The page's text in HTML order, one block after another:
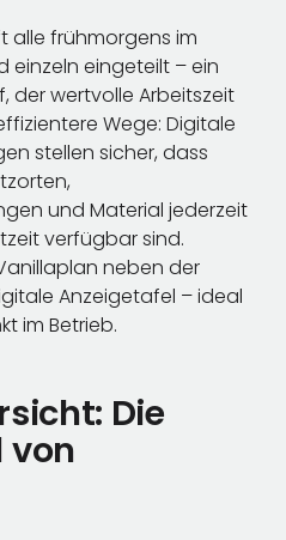
alle frühmorgens im
einzeln eingeteilt – ein
der wertvolle Arbeitszeit
Wege: Digitale
stellen sicher, dass
und Material jederzeit
verfügbar sind.
neben der
Anzeigetafel – ideal
im Betrieb.
Die
von